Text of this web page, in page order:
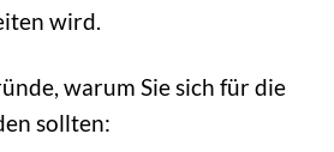
wird.
warum Sie sich für die
sollten: